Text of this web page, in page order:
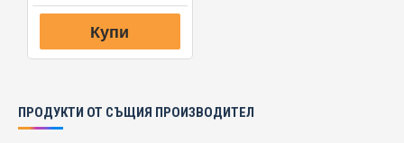
Купи
ПРОДУКТИ ОТ СЪЩИЯ ПРОИЗВОДИТЕЛ